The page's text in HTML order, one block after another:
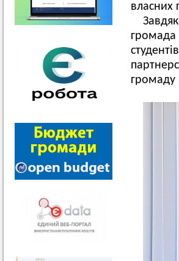
власних
громаду